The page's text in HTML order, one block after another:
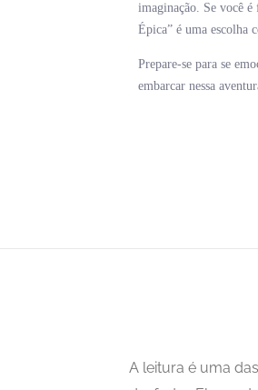
imaginação. Se você
Épica” é uma escolha
Prepare-se para se
embarcar nessa
A leitura é uma